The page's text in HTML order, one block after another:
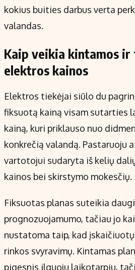
kokius buities darbus verta
valandas.
Kaip veikia kintamos
elektros kainos
Elektros tiekėjai siūlo du
fiksuotą kainą visam sutarties
kainą, kuri priklauso nuo
konkrečią valandą. Pastaruoju
vartotojui sudaryta iš kelių
kainos bei skirstymo mokesčių.
Fiksuotas planas suteikia
prognozuojamumo, tačiau jo
nustatoma taip, kad
rinkos svyravimų. Kintamas
pigesnis ilguoju laikotarpiu,